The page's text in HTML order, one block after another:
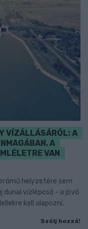
VÍZÁLLÁSÁRÓL: A
A
VAN
helyzetére sem
vízlépcső - a jövő
kell alapozni.
Szólj hozzá!